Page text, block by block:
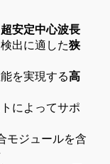
超安定中心波長
出に適した狭
を実現する高
によってサポ
モジュールを含